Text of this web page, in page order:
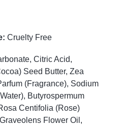
Cruelty Free
Citric Acid,
Seed Butter, Zea
(Fragrance), Sodium
Butyrospermum
Centifolia (Rose)
Flower Oil,